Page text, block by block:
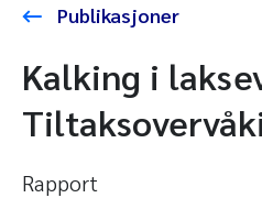
Publikasjoner
Kalking i
Rapport